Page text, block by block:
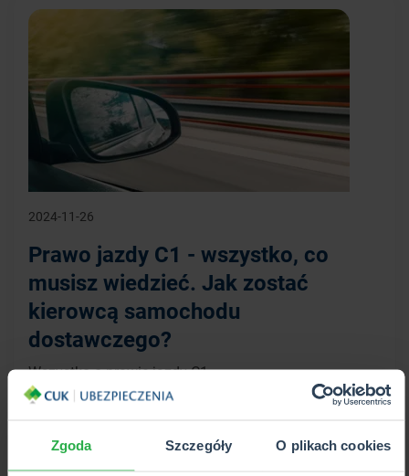
Zgoda Szczegóły O plikach cookies
2024-11-26
Prawo jazdy C1 - wszystko, co
musisz wiedzieć. Jak zostać
kierowcą samochodu
dostawczego?
Wszystko o prawie jazdy C1.
WIĘCEJ